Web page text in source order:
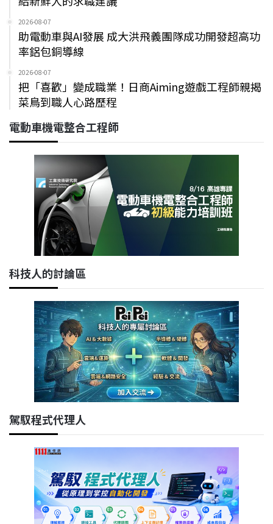
2026-08-07
助電動車與AI發展 成大洪飛義團隊成功開發超高功
率鋁包銅導線
2026-08-07
把「喜歡」變成職業！日商Aiming遊戲工程師親揭
菜鳥到職人心路歷程
電動車機電整合工程師
科技人的討論區
駕馭程式代理人